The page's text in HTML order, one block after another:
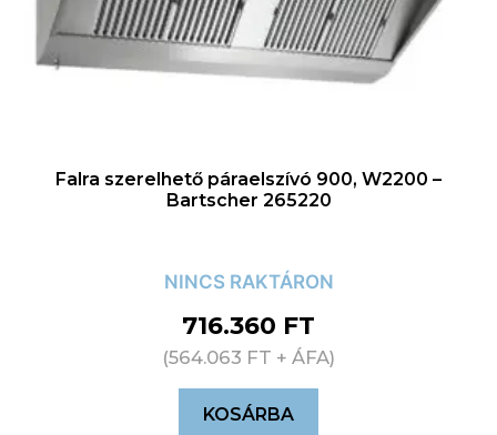
Falra szerelhető páraelszívó 900, W2200 –
Bartscher 265220
NINCS RAKTÁRON
716.360 FT
(564.063 FT + ÁFA)
KOSÁRBA